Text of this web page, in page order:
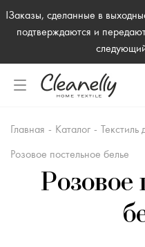
!Заказы, сделанные в
подтверждаются и
Главная - Каталог - Текстиль
Розовое постельное белье
Розовое